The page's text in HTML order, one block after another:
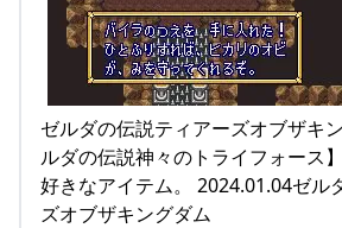
ゼルダの伝説ティアーズオブザキ
ルダの伝説神々のトライフォース
好きなアイテム。 2024.01.04ゼル
ズオブザキングダム